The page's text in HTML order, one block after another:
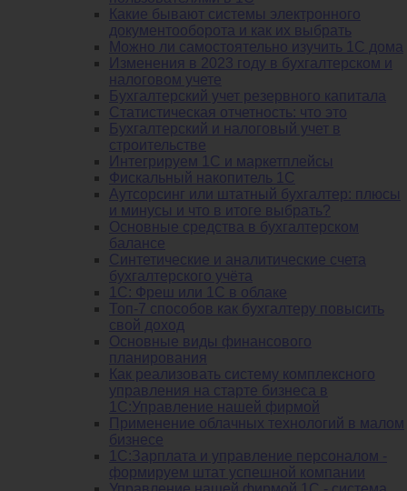
Какие бывают системы электронного
документооборота и как их выбрать
Можно ли самостоятельно изучить 1С дома
Изменения в 2023 году в бухгалтерском и
налоговом учете
Бухгалтерский учет резервного капитала
Статистическая отчетность: что это
Бухгалтерский и налоговый учет в
строительстве
Интегрируем 1С и маркетплейсы
Фискальный накопитель 1С
Аутсорсинг или штатный бухгалтер: плюсы
и минусы и что в итоге выбрать?
Основные средства в бухгалтерском
балансе
Синтетические и аналитические счета
бухгалтерского учёта
1C: Фреш или 1С в облаке
Топ-7 способов как бухгалтеру повысить
свой доход
Основные виды финансового
планирования
Как реализовать систему комплексного
управления на старте бизнеса в
1С:Управление нашей фирмой
Применение облачных технологий в малом
бизнесе
1C:Зарплата и управление персоналом -
формируем штат успешной компании